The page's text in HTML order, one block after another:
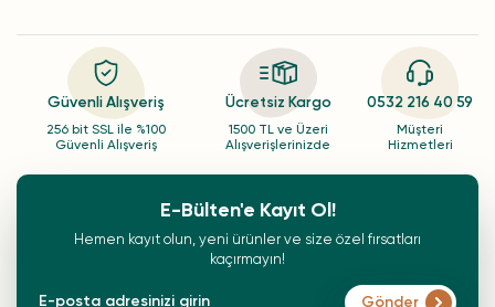
Güvenli Alışveriş
256 bit SSL ile %100
Güvenli Alışveriş
Ücretsiz Kargo
1500 TL ve Üzeri
Alışverişlerinizde
0532 216 40 59
Müşteri
Hizmetleri
E-Bülten'e Kayıt Ol!
Hemen kayıt olun, yeni ürünler ve size özel fırsatları
kaçırmayın!
Gönder